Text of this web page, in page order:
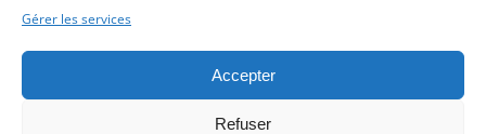
Gérer les services
Accepter
Refuser